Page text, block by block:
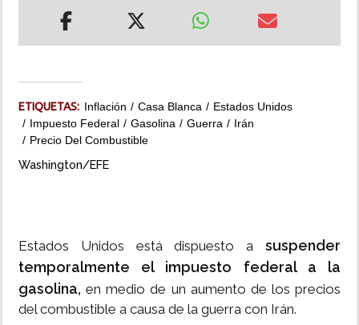
ETIQUETAS: Inflación Casa Blanca
Estados Unidos
Impuesto Federal
Gasolina Guerra
Irán
Precio Del Combustible
Washington/EFE
Estados Unidos está dispuesto a suspender
temporalmente el impuesto federal a la
gasolina,en medio de un aumento de los precios
del combustible a causa de la guerra con Irán.